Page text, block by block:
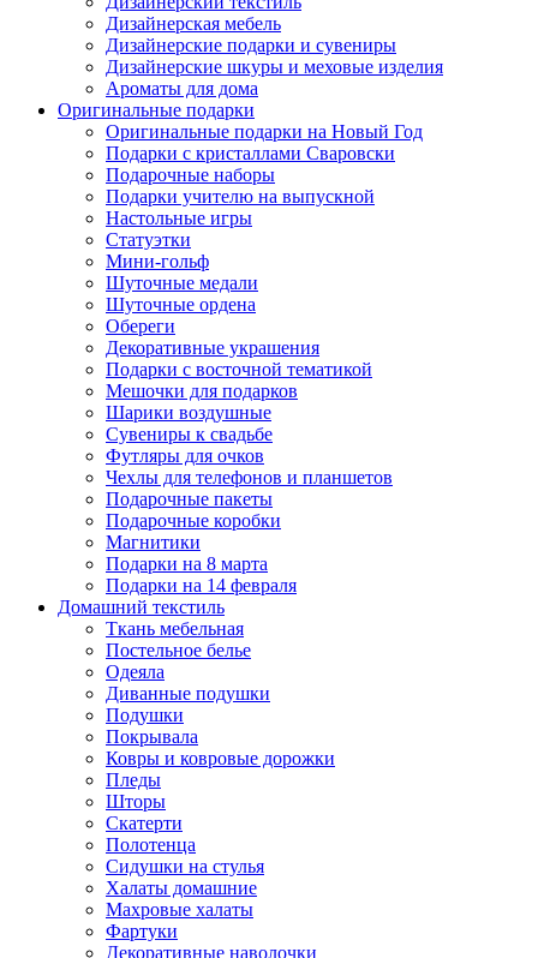
Дизайнерская мебель
Дизайнерские подарки и сувениры
Дизайнерские шкуры и меховые изделия
Ароматы для дома
Оригинальные подарки
Оригинальные подарки на Новый Год
Подарки с кристаллами Сваровски
Подарочные наборы
Подарки учителю на выпускной
Настольные игры
Статуэтки
Мини-гольф
Шуточные медали
Шуточные ордена
Обереги
Декоративные украшения
Подарки с восточной тематикой
Мешочки для подарков
Шарики воздушные
Сувениры к свадьбе
Футляры для очков
Чехлы для телефонов и планшетов
Подарочные пакеты
Подарочные коробки
Магнитики
Подарки на 8 марта
Подарки на 14 февраля
Домашний текстиль
Ткань мебельная
Постельное белье
Одеяла
Диванные подушки
Подушки
Покрывала
Ковры и ковровые дорожки
Пледы
Шторы
Скатерти
Полотенца
Сидушки на стулья
Халаты домашние
Махровые халаты
Фартуки
Декоративные наволочки